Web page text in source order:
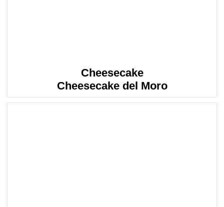
Cheesecake
Cheesecake del Moro